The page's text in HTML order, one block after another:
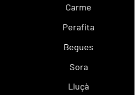
Carme
Perafita
Begues
Sora
Lluçà